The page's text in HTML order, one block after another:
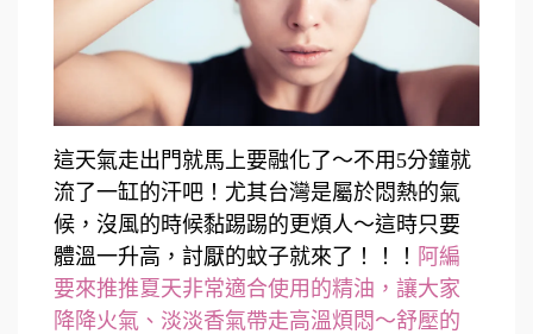
這天氣走出門就馬上要融化了～不用5分鐘就
流了一缸的汗吧！尤其台灣是屬於悶熱的氣
候，沒風的時候黏踢踢的更煩人～這時只要
體溫一升高，討厭的蚊子就來了！！！ 阿編
要來推推夏天非常適合使用的精油，讓大家
降降火氣、淡淡香氣帶走高溫煩悶～舒壓的